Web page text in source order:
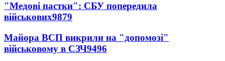
"Медові пастки": СБУ попередила
військових9879
Майора ВСП викрили на "допомозі"
військовому в СЗЧ9496